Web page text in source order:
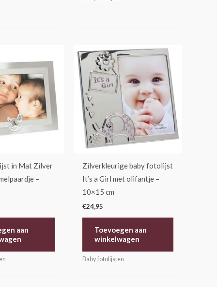
in Mat Zilver
–
aan
Zilverkleurige baby fotolijst
It’s a Girl met olifantje –
10×15 cm
€24,95
Toevoegen aan
winkelwagen
Baby fotolijsten